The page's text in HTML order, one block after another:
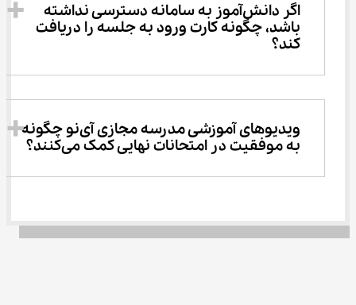
اگر دانش‌آموز به سامانه دسترسی نداشته
باشد، چگونه کارت ورود به جلسه را دریافت
کند؟
ویدیوهای آموزشی مدرسه مجازی آی‌نو چگونه
به موفقیت در امتحانات نهایی کمک می‌کنند؟